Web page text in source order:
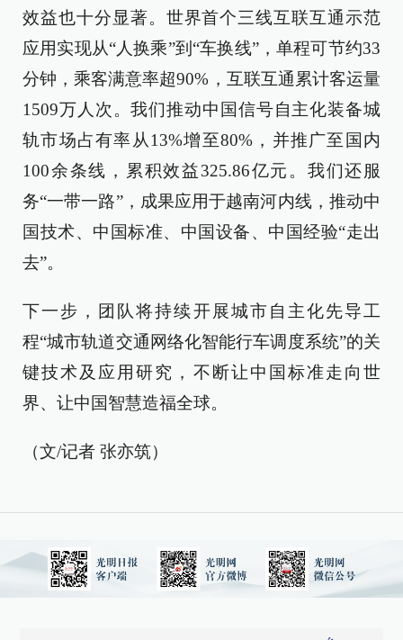
效益也十分显著。世界首个三线互联互通示范
应用实现从“人换乘”到“车换线”，单程可节约33
分钟，乘客满意率超90%，互联互通累计客运量
1509万人次。我们推动中国信号自主化装备城
轨市场占有率从13%增至80%，并推广至国内
100余条线，累积效益325.86亿元。我们还服
务“一带一路”，成果应用于越南河内线，推动中
国技术、中国标准、中国设备、中国经验“走出
去”。
下一步，团队将持续开展城市自主化先导工
程“城市轨道交通网络化智能行车调度系统”的关
键技术及应用研究，不断让中国标准走向世
界、让中国智慧造福全球。
（文/记者 张亦筑）